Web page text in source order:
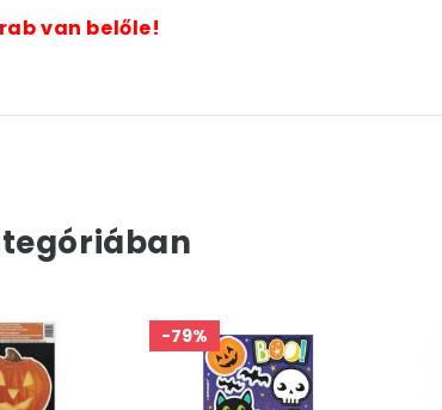
van belőle!
-79%